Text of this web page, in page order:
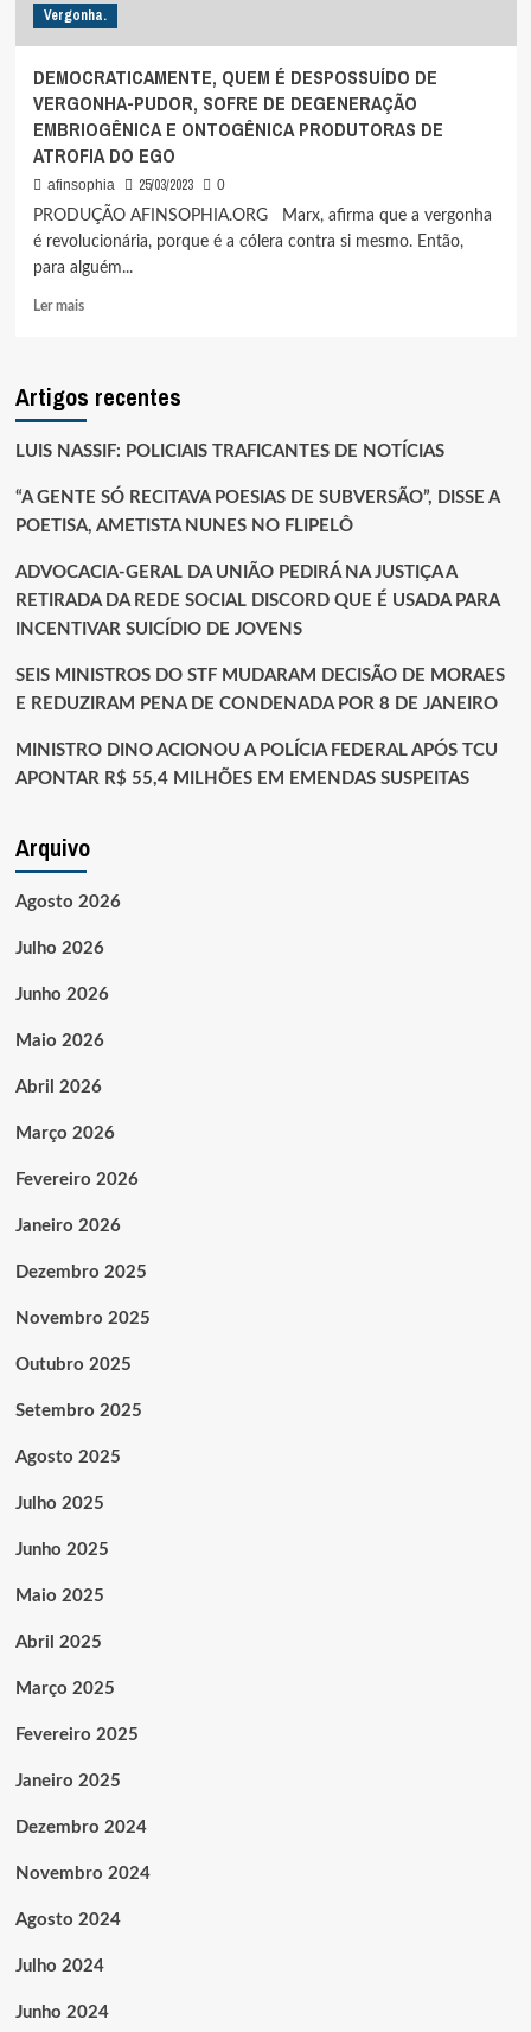
Vergonha.
DEMOCRATICAMENTE, QUEM É DESPOSSUÍDO DE
VERGONHA-PUDOR, SOFRE DE DEGENERAÇÃO
EMBRIOGÊNICA E ONTOGÊNICA PRODUTORAS DE
ATROFIA DO EGO
afinsophia 25/03/2023
0
PRODUÇÃO AFINSOPHIA.ORG Marx, afirma que a vergonha
é revolucionária, porque é a cólera contra si mesmo. Então,
para alguém...
Ler maisLeia
QUEM
DE
VERGONHA-
PUDOR,
SOFRE
DEGENERAÇÃO
EMBRIOGÊNICA
DE
ATROFIA
EGO
Artigos recentes
LUIS NASSIF: POLICIAIS TRAFICANTES DE NOTÍCIAS
“A GENTE SÓ RECITAVA POESIAS DE SUBVERSÃO”, DISSE A
POETISA, AMETISTA NUNES NO FLIPELÔ
ADVOCACIA-GERAL DA UNIÃO PEDIRÁ NA JUSTIÇA A
RETIRADA DA REDE SOCIAL DISCORD QUE É USADA PARA
INCENTIVAR SUICÍDIO DE JOVENS
SEIS MINISTROS DO STF MUDARAM DECISÃO DE MORAES
E REDUZIRAM PENA DE CONDENADA POR 8 DE JANEIRO
MINISTRO DINO ACIONOU A POLÍCIA FEDERAL APÓS TCU
APONTAR R$ 55,4 MILHÕES EM EMENDAS SUSPEITAS
Arquivo
Agosto 2026
Julho 2026
Junho 2026
Maio 2026
Abril 2026
Março 2026
Fevereiro 2026
Janeiro 2026
Dezembro 2025
Novembro 2025
Outubro 2025
Setembro 2025
Agosto 2025
Julho 2025
Junho 2025
Maio 2025
Abril 2025
Março 2025
Fevereiro 2025
Janeiro 2025
Dezembro 2024
Novembro 2024
Agosto 2024
Julho 2024
Junho 2024